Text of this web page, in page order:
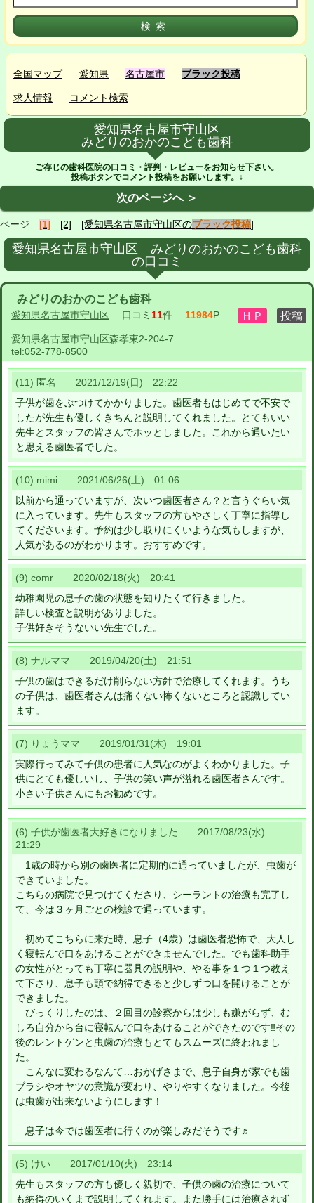
全国マップ 愛知県 名古屋市 ブラック投稿
求人情報 コメント検索
愛知県名古屋市守山区
みどりのおかのこども歯科
ご存じの歯科医院の口コミ・評判・レビューをお知らせ下さい。
投稿ボタンでコメント投稿をお願いします。↓
次のページへ ＞
ページ [1] [2] [愛知県名古屋市守山区のブラック投稿]
愛知県名古屋市守山区 みどりのおかのこども歯科
の口コミ
みどりのおかのこども歯科
愛知県名古屋市守山区 口コミ 11件 11984P
愛知県名古屋市守山区森孝東2-204-7
tel:052-778-8500
(11) 匿名 2021/12/19(日) 22:22
子供が歯をぶつけてかかりました。歯医者もはじめてで不安で
したが先生も優しくきちんと説明してくれました。とてもいい
先生とスタッフの皆さんでホッとしました。これから通いたい
と思える歯医者でした。
(10) mimi 2021/06/26(土) 01:06
以前から通っていますが、次いつ歯医者さん？と言うぐらい気
に入っています。先生もスタッフの方もやさしく丁寧に指導し
てくださいます。予約は少し取りにくいような気もしますが、
人気があるのがわかります。おすすめです。
(9) comr 2020/02/18(火) 20:41
幼稚園児の息子の歯の状態を知りたくて行きました。
詳しい検査と説明がありました。
子供好きそうないい先生でした。
(8) ナルママ 2019/04/20(土) 21:51
子供の歯はできるだけ削らない方針で治療してくれます。うち
の子供は、歯医者さんは痛くない怖くないところと認識してい
ます。
(7) りょうママ 2019/01/31(木) 19:01
実際行ってみて子供の患者に人気なのがよくわかりました。子
供にとても優しいし、子供の笑い声が溢れる歯医者さんです。
小さい子供さんにもお勧めです。
(6) 子供が歯医者大好きになりました 2017/08/23(水)
21:29
1歳の時から別の歯医者に定期的に通っていましたが、虫歯が
できていました。
こちらの病院で見つけてくださり、シーラントの治療も完了し
て、今は３ヶ月ごとの検診で通っています。
初めてこちらに来た時、息子（4歳）は歯医者恐怖で、大人し
く寝転んで口をあけることができませんでした。でも歯科助手
の女性がとっても丁寧に器具の説明や、やる事を１つ１つ教え
て下さり、息子も頭で納得できると少しずつ口を開けることが
できました。
びっくりしたのは、２回目の診察からは少しも嫌がらず、む
しろ自分から台に寝転んで口をあけることができたのです‼︎その
後のレントゲンと虫歯の治療もとてもスムーズに終われまし
た。
こんなに変わるなんて…おかげさまで、息子自身が家でも歯
ブラシやオヤツの意識が変わり、やりやすくなりました。今後
は虫歯が出来ないようにします！
息子は今では歯医者に行くのが楽しみだそうです♬
(5) けい 2017/01/10(火) 23:14
先生もスタッフの方も優しく親切で、子供の歯の治療について
も納得のいくまで説明してくれます。また勝手には治療されず